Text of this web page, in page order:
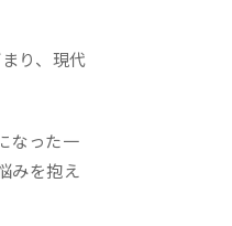
り、現代
なった一
みを抱え